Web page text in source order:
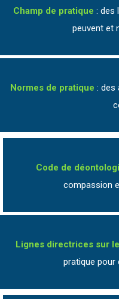
Champ de pratique : des
peuvent et
Normes de pratique : des
Code de
compassion
Lignes directrices sur
pratique pour